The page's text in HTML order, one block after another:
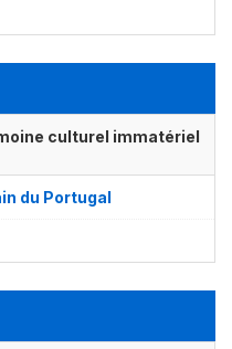
culturel immatériel
du Portugal